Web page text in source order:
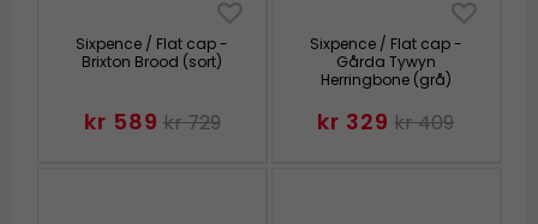
Sixpence / Flat cap -
Brixton Brood (sort)
kr 589 kr 729
Sixpence / Flat cap -
Gårda Tywyn
Herringbone (grå)
kr 329 kr 409